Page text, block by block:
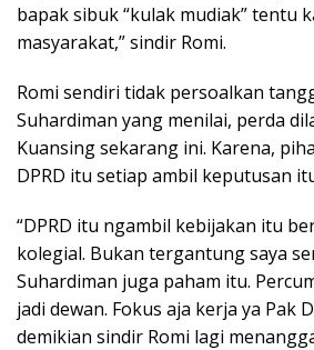
bapak sibuk “kulak mudiak” tentu
masyarakat,” sindir Romi.
Romi sendiri tidak persoalkan
Suhardiman yang menilai, perda
Kuansing sekarang ini. Karena,
DPRD itu setiap ambil keputusan
“DPRD itu ngambil kebijakan itu
kolegial. Bukan tergantung saya
Suhardiman juga paham itu.
jadi dewan. Fokus aja kerja ya Pak
demikian sindir Romi lagi